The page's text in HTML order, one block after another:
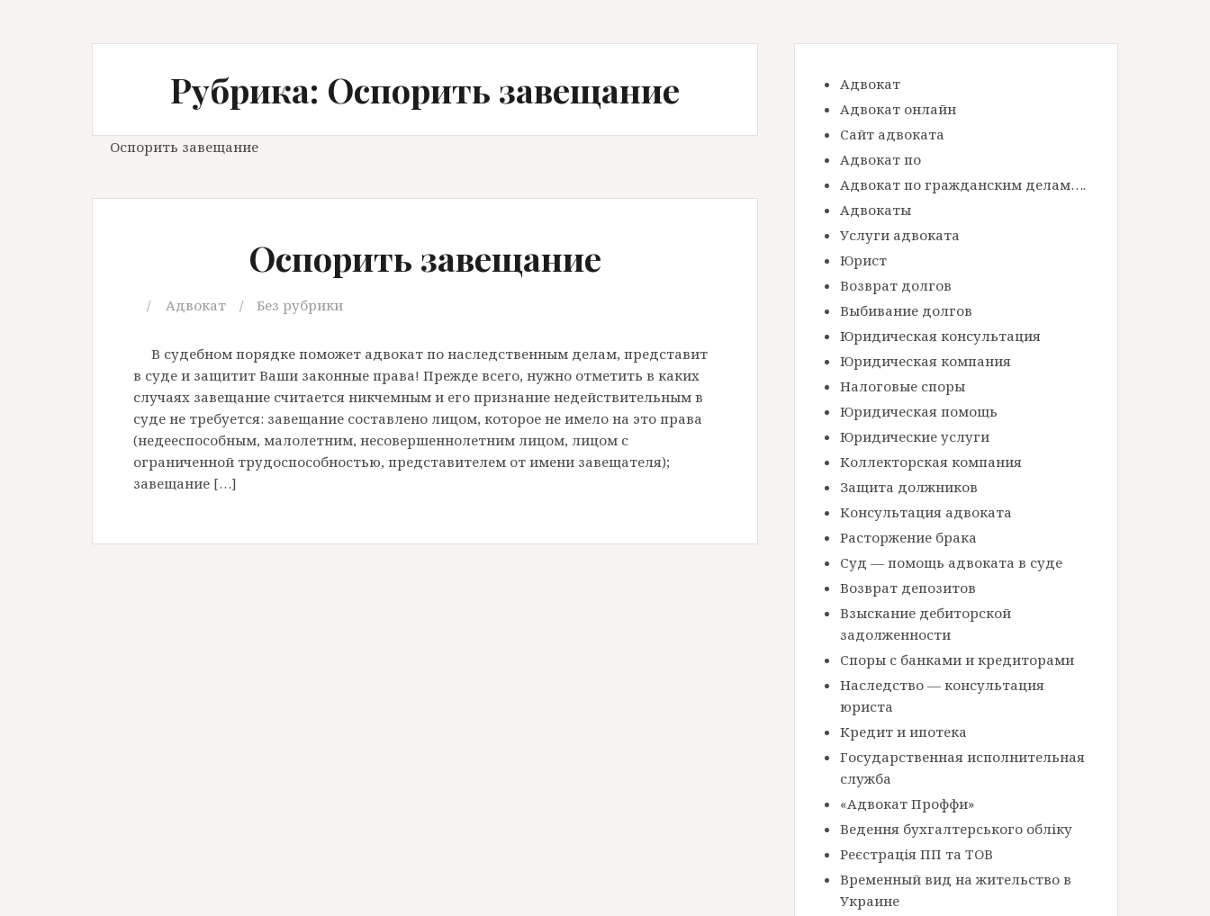
Рубрика: Оспорить завещание
Оспорить завещание
Оспорить завещание
Адвокат Без рубрики
В судебном порядке поможет адвокат по наследственным делам, представит
в суде и защитит Ваши законные права! Прежде всего, нужно отметить в каких
случаях завещание считается никчемным и его признание недействительным в
суде не требуется: завещание составлено лицом, которое не имело на это права
(недееспособным, малолетним, несовершеннолетним лицом, лицом с
ограниченной трудоспособностью, представителем от имени завещателя);
завещание […]
Адвокат
Адвокат онлайн
Сайт адвоката
Адвокат по
Адвокат по гражданским делам….
Адвокаты
Услуги адвоката
Юрист
Возврат долгов
Выбивание долгов
Юридическая консультация
Юридическая компания
Налоговые споры
Юридическая помощь
Юридические услуги
Коллекторская компания
Защита должников
Консультация адвоката
Расторжение брака
Суд — помощь адвоката в суде
Возврат депозитов
Взыскание дебиторской
задолженности
Споры с банками и кредиторами
Наследство — консультация
юриста
Кредит и ипотека
Государственная исполнительная
служба
«Адвокат Проффи»
Ведення бухгалтерського обліку
Реєстрація ПП та ТОВ
Временный вид на жительство в
Украине